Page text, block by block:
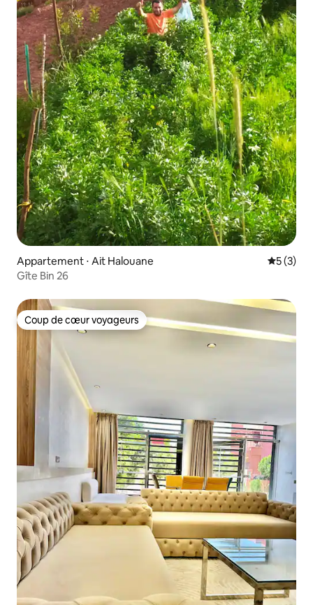
Appartement ⋅ Ait Halouane
5 (3)
Gîte Bin 26
Coup de cœur voyageurs
Coup de cœur voyageurs